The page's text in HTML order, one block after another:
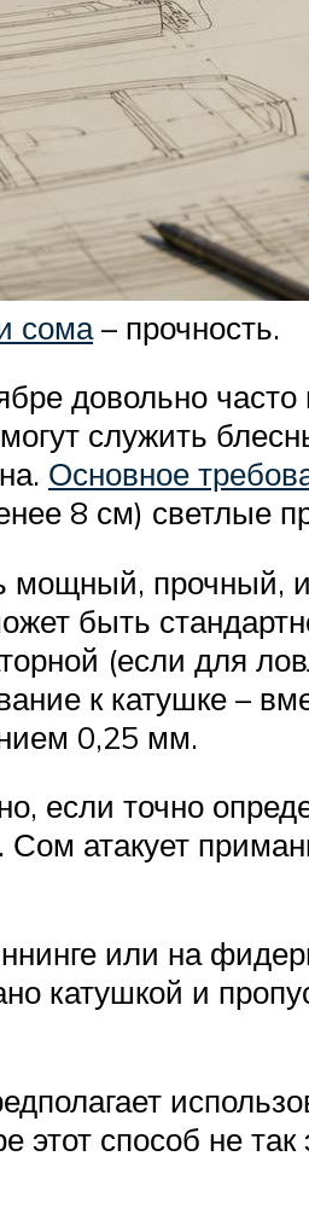
сома– прочность.
довольно
могут служить
Основное
8 см) светлые
прочный,
быть
(если для
к катушке –
0,25 мм.
если точно
атакует
или на
катушкой и
этот способ не